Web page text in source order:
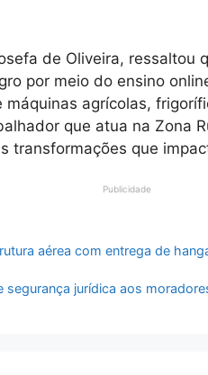
de Oliveira, ressaltou
por meio do ensino
agrícolas,
que atua na Zona
transformações que
Publicidade
aérea com entrega de
segurança jurídica aos